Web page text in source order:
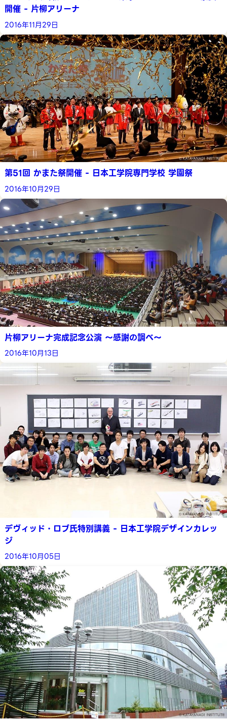
開催 - 片柳アリーナ
2016年11月29日
第51回 かまた祭開催 - 日本工学院専門学校 学園祭
2016年10月29日
片柳アリーナ完成記念公演 ～感謝の調べ～
2016年10月13日
デヴィッド・ロブ氏特別講義 - 日本工学院デザインカレッ
ジ
2016年10月05日